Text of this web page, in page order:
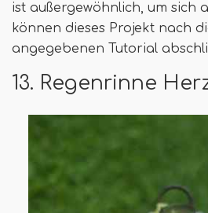
ist außergewöhnlich, um sich
können dieses Projekt nach
angegebenen Tutorial
13. Regenrinne